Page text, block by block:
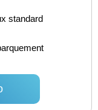
standard